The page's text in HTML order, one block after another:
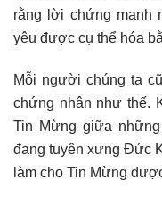
rằng lời chứng mạnh
yêu được cụ thể hóa
Mỗi người chúng ta
chứng nhân như thế.
Tin Mừng giữa
đang tuyên xưng Đức
làm cho Tin Mừng